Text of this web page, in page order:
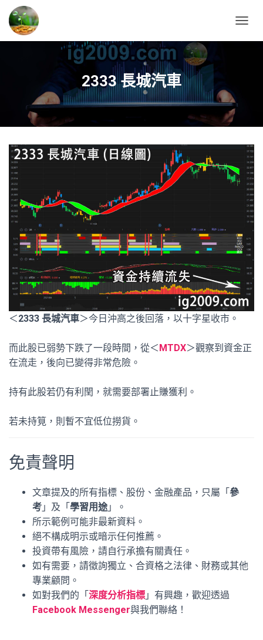
O
2333 長城汽車
＜2333 長城汽車＞今日沖高之後回落，以十字星收市。
而此股已弱勢下跌了一段時間，從＜MTDX＞觀察到資金正
在流走，後向已變得非常危險。
持有此股若仍有利閏，就需要部署止賺獲利。
若未持筧，則暫不宜低位撈貨。
免責聲明
文章提及的所有指標、股份、金融產品，只屬「 參
考 」及「 學習用途 」。
所示範例可能非最新資料。
絕不構成明示或暗示任何推薦。
投資帶有風險，請自行承擔有關責任。
如有需要，請徵詢獨立、合資格之法律、財務或其他
專業顧問。
如對我們的「 深度分析指標 」有興趣，歡迎透過
Facebook Messenger與我們聯絡！